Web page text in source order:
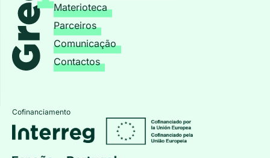
Materioteca
Parceiros
Comunicação
Contactos
Cofinanciamento